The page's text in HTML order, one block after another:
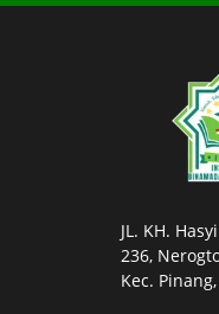
JL. KH.
236,
Kec.